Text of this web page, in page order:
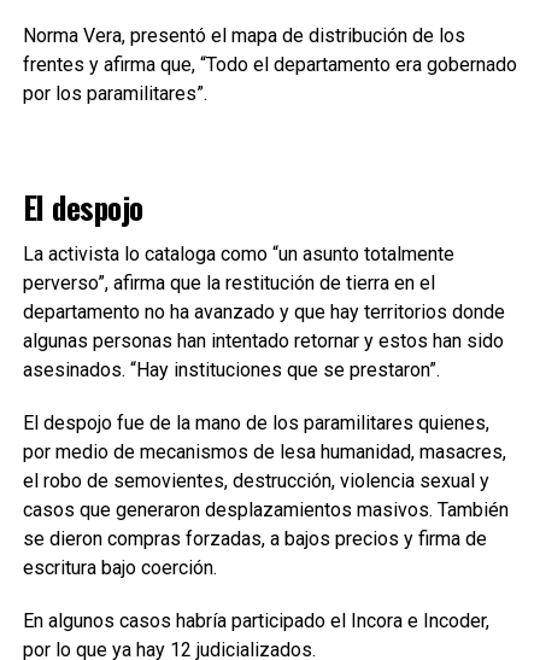
Norma Vera, presentó el mapa de distribución de los
frentes y afirma que, “Todo el departamento era gobernado
por los paramilitares”.
El despojo
La activista lo cataloga como “un asunto totalmente
perverso”, afirma que la restitución de tierra en el
departamento no ha avanzado y que hay territorios donde
algunas personas han intentado retornar y estos han sido
asesinados. “Hay instituciones que se prestaron”.
El despojo fue de la mano de los paramilitares quienes,
por medio de mecanismos de lesa humanidad, masacres,
el robo de semovientes, destrucción, violencia sexual y
casos que generaron desplazamientos masivos. También
se dieron compras forzadas, a bajos precios y firma de
escritura bajo coerción.
En algunos casos habría participado el Incora e Incoder,
por lo que ya hay 12 judicializados.